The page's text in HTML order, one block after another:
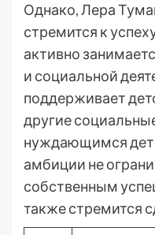
Однако, Лера
стремится к
активно
и социальной
поддерживает
другие
нуждающимся
амбиции не
собственным
также стремится